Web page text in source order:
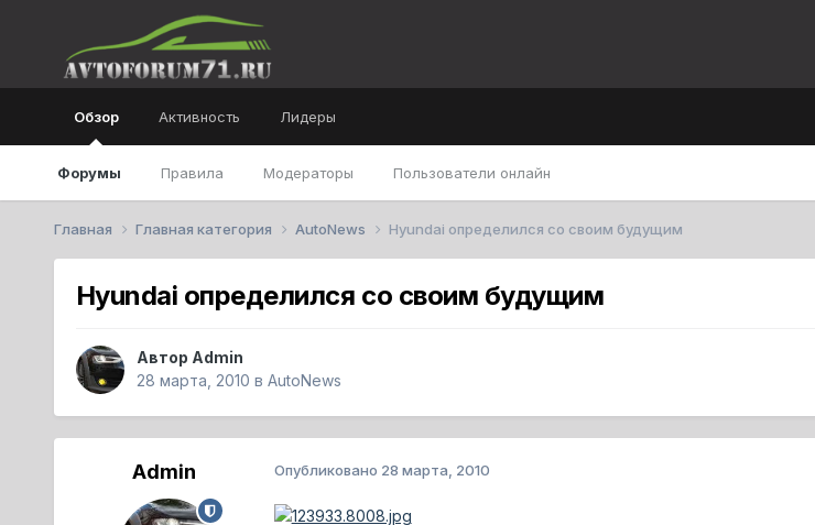
Обзор
Форумы Правила Модераторы Пользователи онлайн
Активность Лидеры
Главная Главная категория AutoNews Hyundai определился со своим будущим
Hyundai определился со своим будущим
Автор Admin
28 марта, 2010 в AutoNews
Admin Опубликовано 28 марта, 2010